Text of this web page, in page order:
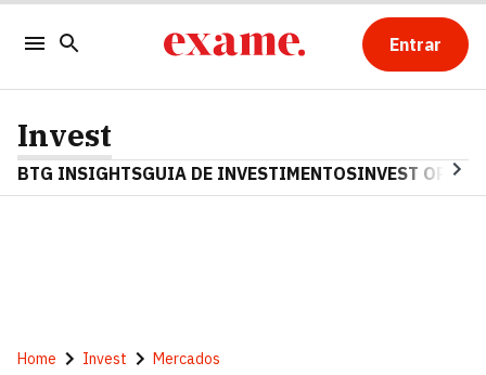
Entrar
Invest
BTG INSIGHTSGUIA DE INVESTIMENTOSINVEST OPINA
Home Invest Mercados